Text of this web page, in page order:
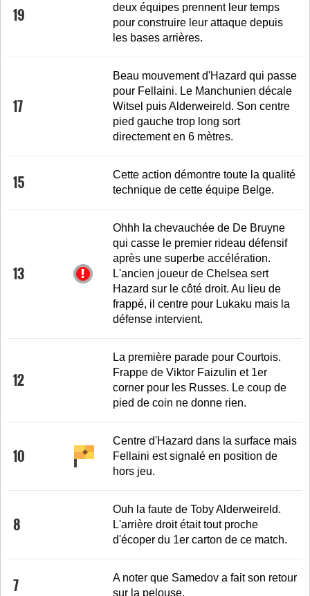
19
deux équipes prennent leur temps
pour construire leur attaque depuis
les bases arrières.
17
Beau mouvement d'Hazard qui passe
pour Fellaini. Le Manchunien décale
Witsel puis Alderweireld. Son centre
pied gauche trop long sort
directement en 6 mètres.
15
Cette action démontre toute la qualité
technique de cette équipe Belge.
13
Ohhh la chevauchée de De Bruyne
qui casse le premier rideau défensif
après une superbe accélération.
L'ancien joueur de Chelsea sert
Hazard sur le côté droit. Au lieu de
frappé, il centre pour Lukaku mais la
défense intervient.
12
La première parade pour Courtois.
Frappe de Viktor Faizulin et 1er
corner pour les Russes. Le coup de
pied de coin ne donne rien.
10
Centre d'Hazard dans la surface mais
Fellaini est signalé en position de
hors jeu.
8
Ouh la faute de Toby Alderweireld.
L'arrière droit était tout proche
d'écoper du 1er carton de ce match.
7
A noter que Samedov a fait son retour
sur la pelouse.